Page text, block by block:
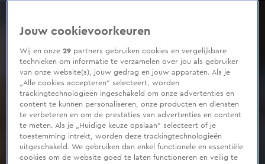
0
seconds
Jouw cookievoorkeuren
Wij en onze29 partners gebruiken cookies en vergelijkbare
technieken om informatie te verzamelen over jou als gebruiker
van onze website(s), jouw gedrag en jouw apparaten. Als je
„Alle cookies accepteren” selecteert, worden
trackingtechnologieën ingeschakeld om onze advertenties en
content te kunnen personaliseren, onze producten en diensten
te verbeteren en om de prestaties van advertenties en content
te meten. Als je „Huidige keuze opslaan” selecteert of je
toestemming intrekt, worden deze trackingtechnologieën
uitgeschakeld. We gebruiken dan enkel functionele en essentiële
cookies om de website goed te laten functioneren en veilig te